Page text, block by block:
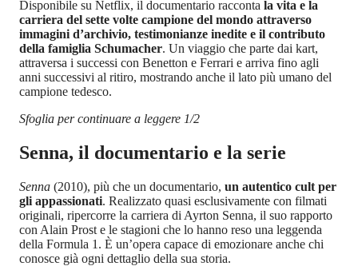
Disponibile su Netflix, il documentario racconta la vita e la
carriera del sette volte campione del mondo attraverso
immagini d’archivio, testimonianze inedite e il contributo
della famiglia Schumacher. Un viaggio che parte dai kart,
attraversa i successi con Benetton e Ferrari e arriva fino agli
anni successivi al ritiro, mostrando anche il lato più umano del
campione tedesco.
Sfoglia per continuare a leggere 1/2
Senna, il documentario e la serie
Senna (2010), più che un documentario, un autentico cult per
gli appassionati. Realizzato quasi esclusivamente con filmati
originali, ripercorre la carriera di Ayrton Senna, il suo rapporto
con Alain Prost e le stagioni che lo hanno reso una leggenda
della Formula 1. È un’opera capace di emozionare anche chi
conosce già ogni dettaglio della sua storia.